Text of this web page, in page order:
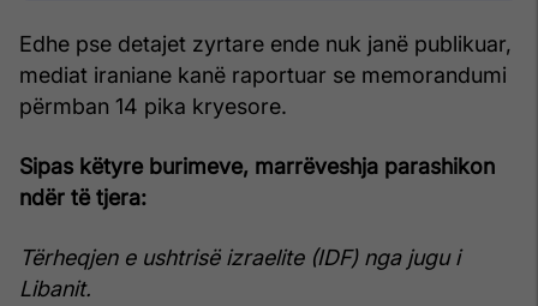
Edhe pse detajet zyrtare ende nuk janë publikuar,
mediat iraniane kanë raportuar se memorandumi
përmban 14 pika kryesore.
Sipas këtyre burimeve, marrëveshja parashikon
ndër të tjera:
Tërheqjen e ushtrisë izraelite (IDF) nga jugu i
Libanit.